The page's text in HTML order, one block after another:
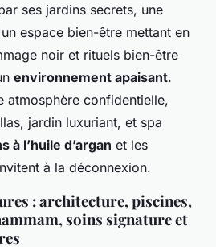
ses jardins secrets, une
espace bien-être mettant en
noir et rituels bien-être
environnement apaisant.
atmosphère confidentielle,
jardin luxuriant, et spa
à l’huile d’argan et les
à la déconnexion.
: architecture, piscines,
soins signature et